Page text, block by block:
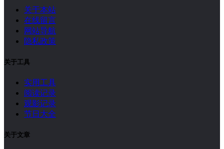
关于本站
在线留言
网站导航
隐私政策
关于工具
实用工具
阅读记录
观影记录
节日大全
关于文章